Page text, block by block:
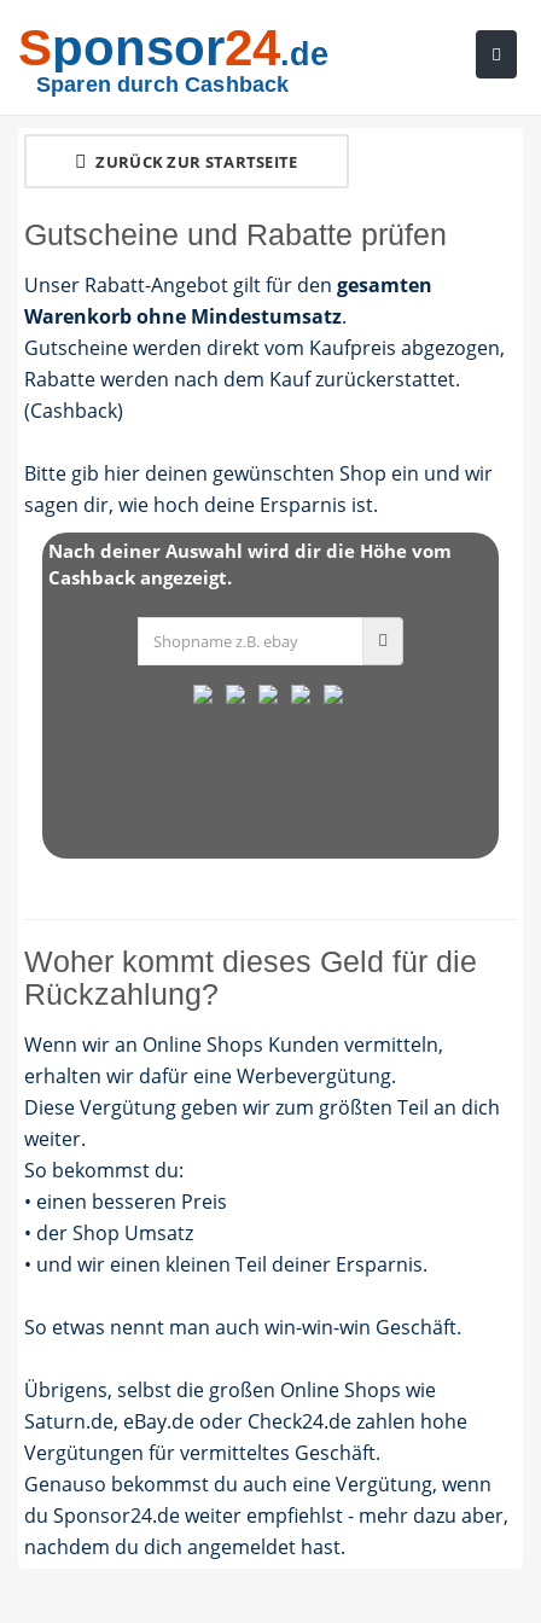
Sponsor24.de
Sparen durch Cashback
ZURÜCK ZUR STARTSEITE
Gutscheine und Rabatte prüfen
Unser Rabatt-Angebot gilt für den gesamten
Warenkorb ohne Mindestumsatz.
Gutscheine werden direkt vom Kaufpreis abgezogen,
Rabatte werden nach dem Kauf zurückerstattet.
(Cashback)
Bitte gib hier deinen gewünschten Shop ein und wir
sagen dir, wie hoch deine Ersparnis ist.
Nach deiner Auswahl wird dir die Höhe vom
Cashback angezeigt.
Woher kommt dieses Geld für die
Rückzahlung?
Wenn wir an Online Shops Kunden vermitteln,
erhalten wir dafür eine Werbevergütung.
Diese Vergütung geben wir zum größten Teil an dich
weiter.
So bekommst du:
• einen besseren Preis
• der Shop Umsatz
• und wir einen kleinen Teil deiner Ersparnis.
So etwas nennt man auch win-win-win Geschäft.
Übrigens, selbst die großen Online Shops wie
Saturn.de, eBay.de oder Check24.de zahlen hohe
Vergütungen für vermitteltes Geschäft.
Genauso bekommst du auch eine Vergütung, wenn
du Sponsor24.de weiter empfiehlst - mehr dazu aber,
nachdem du dich angemeldet hast.